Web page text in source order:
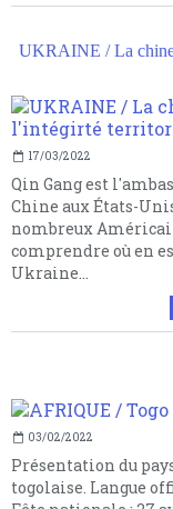
UKRAINE / La chine
17/03/2022
Qin Gang est
Chine aux États-
nombreux
comprendre où en
Ukraine...
03/02/2022
Présentation du
togolaise. Langue